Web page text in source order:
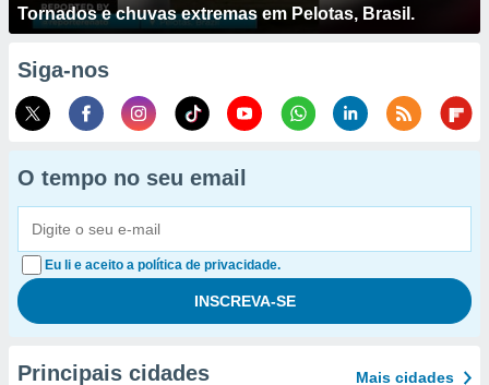
Tornados e chuvas extremas em Pelotas, Brasil.
Siga-nos
O tempo no seu email
Eu li e aceito a política de privacidade.
Principais cidades Mais cidades